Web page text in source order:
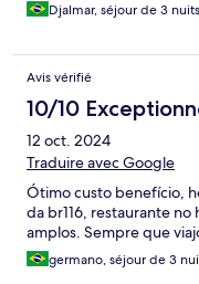
Djalmar, séjour de 3 nuits
Avis vérifié
10/10
12 oct. 2024
Traduire avec Google
Ótimo custo benefício,
da br116, restaurante
amplos. Sempre que
germano, séjour de 3